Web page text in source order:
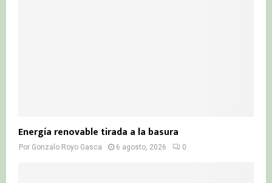
Energía renovable tirada a la basura
Por Gonzalo Royo Gasca 6 agosto, 2026 0